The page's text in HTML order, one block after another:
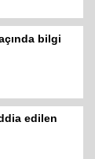
bilgi
edilen